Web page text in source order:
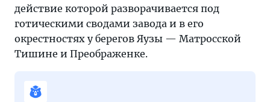
действие которой разворачивается под
готическими сводами завода и в его
окрестностях у берегов Яузы — Матросской
Тишине и Преображенке.